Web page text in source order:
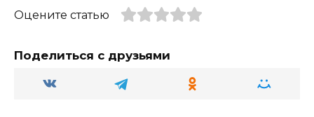
ra kl
ss
ni
A
p
а
т
Оцените статью
Поделиться с друзьями